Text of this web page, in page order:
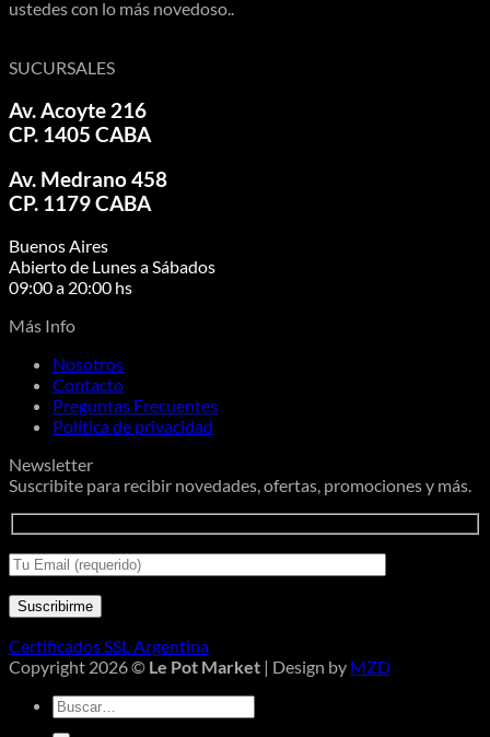
ustedes con lo más novedoso..
SUCURSALES
Av. Acoyte 216
CP. 1405 CABA
Av. Medrano 458
CP. 1179 CABA
Buenos Aires
Abierto de Lunes a Sábados
09:00 a 20:00 hs
Más Info
Nosotros
Contacto
Preguntas Frecuentes
Política de privacidad
Newsletter
Suscribite para recibir novedades, ofertas, promociones y más.
Certificados SSL Argentina
Copyright 2026 © Le Pot Market | Design by MZD
Buscar
por: